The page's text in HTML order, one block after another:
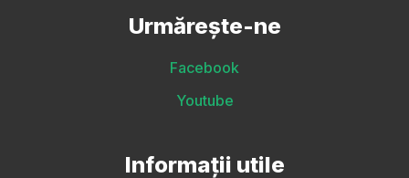
Urmărește-ne
Facebook
Youtube
Informații utile